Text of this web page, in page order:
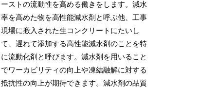
ーストの流動性を高める働きをします。減水
率を高めた物を高性能減水剤と呼ぶ他、工事
現場に搬入された生コンクリートにたいし
て、遅れて添加する高性能減水剤のことを特
に流動化剤と呼びます。減水剤を用いること
でワーカビリティの向上や凍結融解に対する
抵抗性の向上が期待できます。減水剤の品質